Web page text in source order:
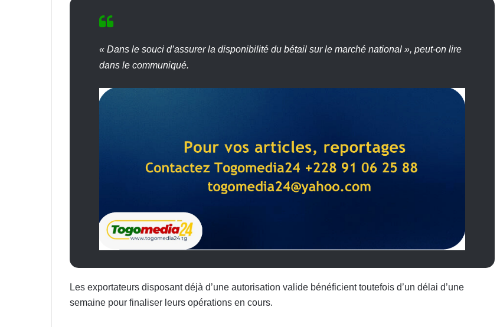
« Dans le souci d’assurer la disponibilité du bétail sur le marché national », peut-on lire
dans le communiqué.
Les exportateurs disposant déjà d’une autorisation valide bénéficient toutefois d’un délai d’une
semaine pour finaliser leurs opérations en cours.